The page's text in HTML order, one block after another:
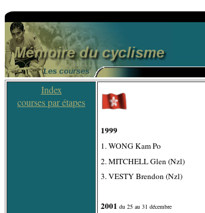
Index
courses par étapes
1999
1. WONG Kam Po
2. MITCHELL Glen (Nzl)
3. VESTY Brendon (Nzl)
2001 du 25 au 31 décembre